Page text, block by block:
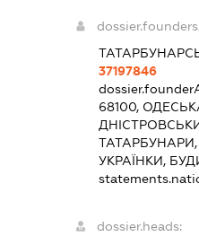
37197846
68100,
ТАТАРБУНАРИ,
УКРАЇНКИ,
dossier.heads: